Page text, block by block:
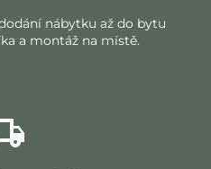
nábytku až do bytu
a montáž na místě.